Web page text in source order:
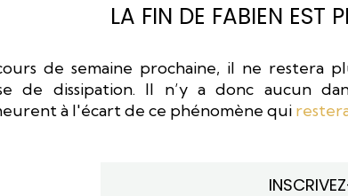
LA FIN DE FABIEN EST
de semaine prochaine, il ne restera
de dissipation. Il n’y a donc aucun
à l'écart de ce phénomène qui